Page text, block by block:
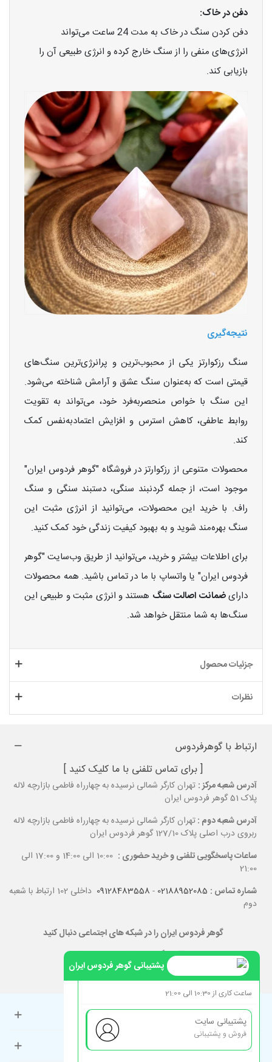
دفن در خاک:
دفن کردن سنگ در خاک به مدت 24 ساعت می‌تواند
انرژی‌های منفی را از سنگ خارج کرده و انرژی طبیعی آن را
بازیابی کند.
نتیجه‌گیری
سنگ رزکوارتز یکی از محبوب‌ترین و پرانرژی‌ترین سنگ‌های
قیمتی است که به‌عنوان سنگ عشق و آرامش شناخته می‌شود.
این سنگ با خواص منحصر‌به‌فرد خود، می‌تواند به تقویت
روابط عاطفی، کاهش استرس و افزایش اعتمادبه‌نفس کمک
کند.
محصولات متنوعی از رزکوارتز در فروشگاه "گوهر فردوس ایران"
موجود است، از جمله گردنبند سنگی، دستبند سنگی و سنگ
راف. با خرید این محصولات، می‌توانید از انرژی مثبت این
سنگ بهره‌مند شوید و به بهبود کیفیت زندگی خود کمک کنید.
برای اطلاعات بیشتر و خرید، می‌توانید از طریق وب‌سایت "گوهر
فردوس ایران" یا واتساپ با ما در تماس باشید. همه محصولات
دارایضمانت اصالت سنگ هستند و انرژی مثبت و طبیعی این
سنگ‌ها به شما منتقل خواهد شد.
جزئیات محصول
نظرات
ارتباط با گوهرفردوس
[ برای تماس تلفنی با ما کلیک کنید ]
آدرس شعبه مرکز : تهران کارگر شمالی نرسیده به چهارراه فاطمی بازارچه لاله
پلاک 51 گوهر فردوس ایران
آدرس شعبه دوم :تهران کارگر شمالی نرسیده به چهارراه فاطمی بازارچه لاله
ربروی درب اصلی پلاک 127/10 گوهر فردوس ایران
ساعات پاسخگویی تلفنی و خرید حضوری :
10:00 الی 14:00 و 17:00 الی
21:00
شماره تماس : 02188952085
-
09128483558
داخلی 102 ارتباط با شعبه
دوم
گوهر فردوس ایران را در شبکه های اجتماعی دنبال کنید
حساب کاربری
راهنمای مشتریان
پشتیبانی گوهر فردوس ایران
ساعت کاری از 10:30 الی 21:00
پشتیبانی سایت
فروش و پشتیبانی